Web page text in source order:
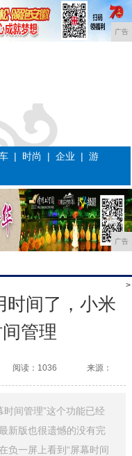
广告
| 时尚 |企业 |游
广告
>
时间了，小米
管理
阅读：1036 来源：
间管理”这个功能已经
新版也很遗憾的没有完
负一屏上看到“屏幕时间